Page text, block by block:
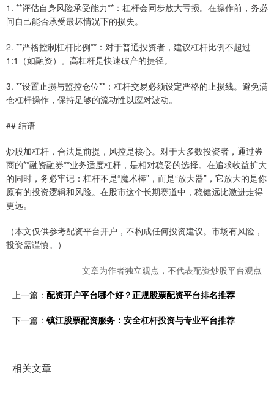
1. **评估自身风险承受能力**：杠杆会同步放大亏损。在操作前，务必
问自己能否承受最坏情况下的损失。
2. **严格控制杠杆比例**：对于普通投资者，建议杠杆比例不超过
1:1（如融资）。高杠杆是快速破产的捷径。
3. **设置止损与监控仓位**：杠杆交易必须设定严格的止损线。避免满
仓杠杆操作，保持足够的流动性以应对波动。
## 结语
炒股加杠杆，合法是前提，风控是核心。对于大多数投资者，通过券
商的**融资融券**业务适度杠杆，是相对稳妥的选择。在追求收益扩大
的同时，务必牢记：杠杆不是“魔术棒”，而是“放大器”，它放大的是你
原有的投资逻辑和风险。在股市这个长期赛道中，稳健远比激进走得
更远。
（本文仅供参考配资平台开户，不构成任何投资建议。市场有风险，
投资需谨慎。）
文章为作者独立观点，不代表配资炒股平台观点
上一篇： 配资开户平台哪个好？正规股票配资平台排名推荐
下一篇： 镇江股票配资服务：安全杠杆投资与专业平台推荐
相关文章